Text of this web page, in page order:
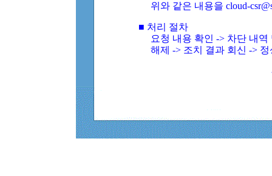
위와 같은 내용을 cloud-
■ 처리 절차
요청 내용 확인 -> 차단 내
해제 -> 조치 결과 회신 ->